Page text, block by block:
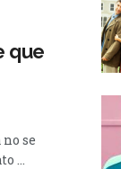
que
se
...